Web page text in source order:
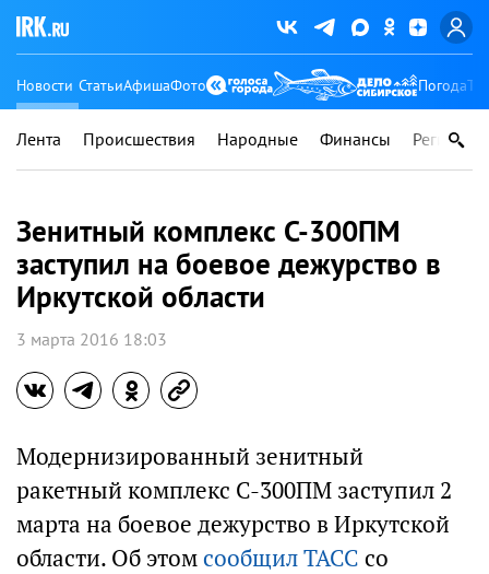
Новости СтатьиАфишаФото Погода
Лента Происшествия Народные Финансы Регионы
Зенитный комплекс С-300ПМ
заступил на боевое дежурство в
Иркутской области
3 марта 2016 18:03
Модернизированный зенитный
ракетный комплекс С-300ПМ заступил 2
марта на боевое дежурство в Иркутской
области. Об этомсообщил ТАСС со